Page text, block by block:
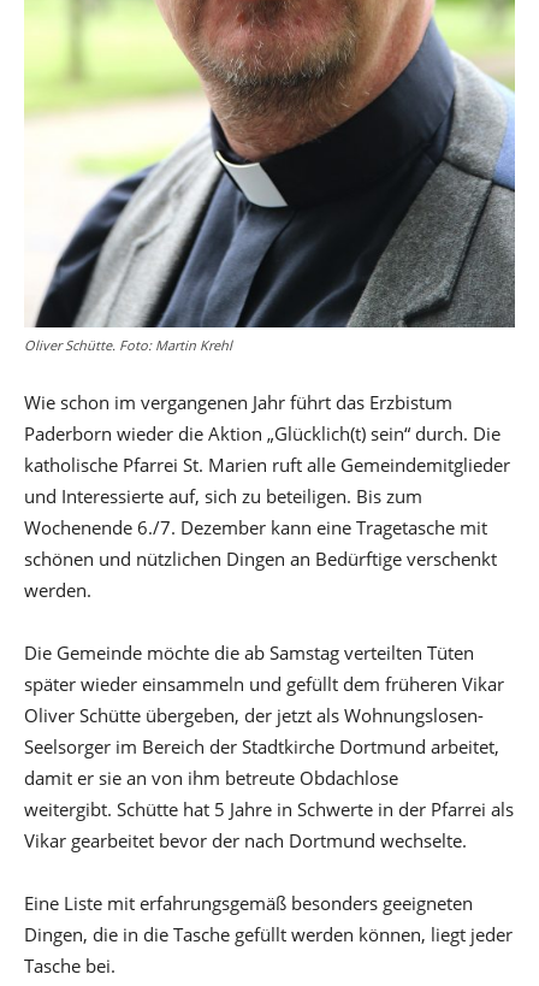
Oliver Schütte. Foto: Martin Krehl
Wie schon im vergangenen Jahr führt das Erzbistum
Paderborn wieder die Aktion „Glücklich(t) sein“ durch. Die
katholische Pfarrei St. Marien ruft alle Gemeindemitglieder
und Interessierte auf, sich zu beteiligen. Bis zum
Wochenende 6./7. Dezember kann eine Tragetasche mit
schönen und nützlichen Dingen an Bedürftige verschenkt
werden.
Die Gemeinde möchte die ab Samstag verteilten Tüten
später wieder einsammeln und gefüllt dem früheren Vikar
Oliver Schütte übergeben, der jetzt als Wohnungslosen-
Seelsorger im Bereich der Stadtkirche Dortmund arbeitet,
damit er sie an von ihm betreute Obdachlose
weitergibt. Schütte hat 5 Jahre in Schwerte in der Pfarrei als
Vikar gearbeitet bevor der nach Dortmund wechselte.
Eine Liste mit erfahrungsgemäß besonders geeigneten
Dingen, die in die Tasche gefüllt werden können, liegt jeder
Tasche bei.